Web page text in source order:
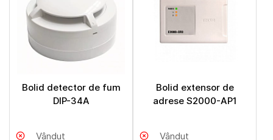
Bolid detector de fum
DIP-34A
Vândut
Bolid extensor de
adrese S2000-AP1
Vândut